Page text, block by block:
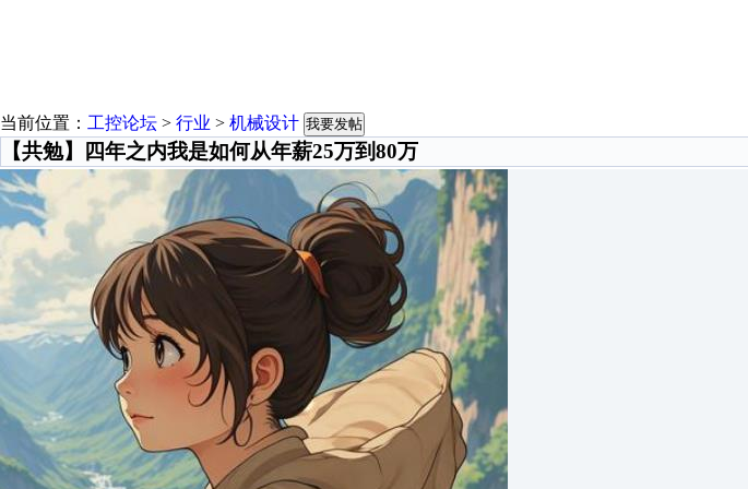
当前位置： 工控论坛 > 行业 > 机械设计 我要发帖
【共勉】四年之内我是如何从年薪25万到80万